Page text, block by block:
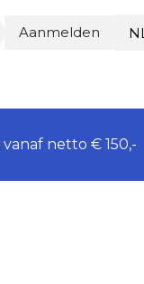
Aanmelden NL
netto € 150,-